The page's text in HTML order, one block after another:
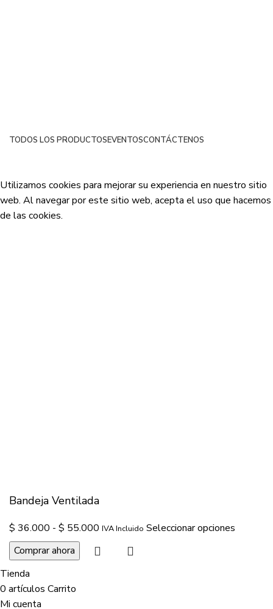
TODOS LOS PRODUCTOSEVENTOSCONTÁCTENOS
Utilizamos cookies para mejorar su experiencia en nuestro sitio
web. Al navegar por este sitio web, acepta el uso que hacemos
de las cookies.
Bandeja Ventilada
$ 36.000 - $ 55.000 IVA Incluido Seleccionar opciones
Comprar ahora
Tienda
0 artículos Carrito
Mi cuenta